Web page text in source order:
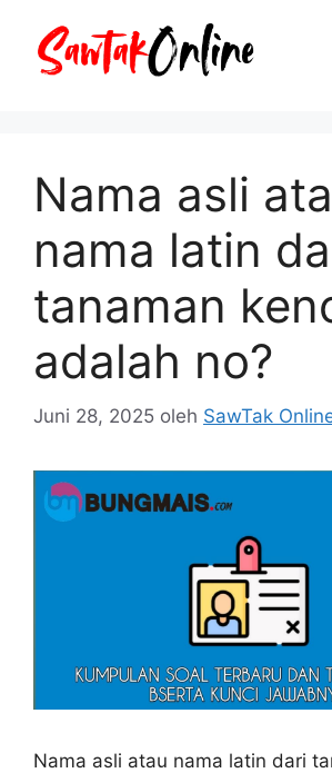
Nama asli
nama latin
tanaman
adalah no?
Juni 28, 2025 oleh SawTak
Nama asli atau nama latin dari